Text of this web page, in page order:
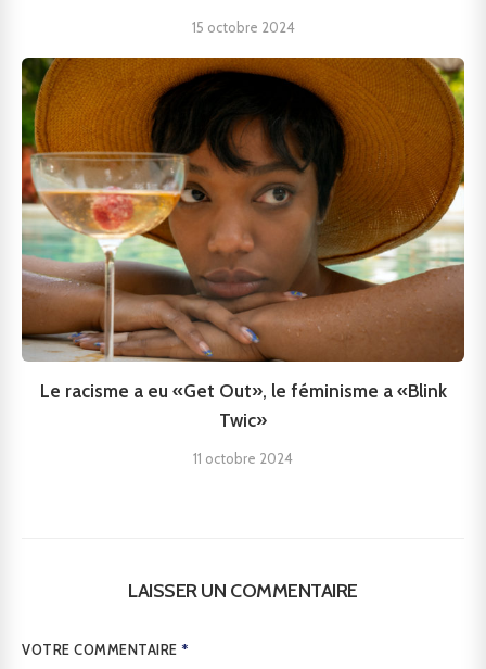
15 octobre 2024
Le racisme a eu «Get Out», le féminisme a «Blink
Twic»
11 octobre 2024
LAISSER UN COMMENTAIRE
VOTRE COMMENTAIRE*